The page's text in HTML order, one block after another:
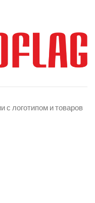
с логотипом и товаров